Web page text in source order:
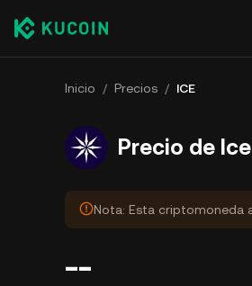
Inicio / Precios / ICE
Precio de
Nota: Esta criptomoneda
--